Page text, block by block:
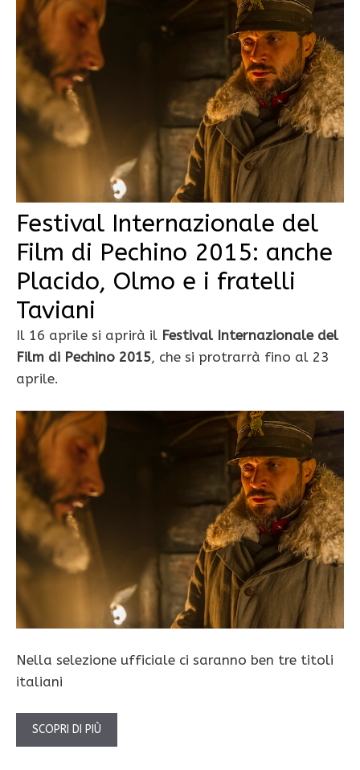
Festival Internazionale del
Film di Pechino 2015: anche
Placido, Olmo e i fratelli
Taviani
Il 16 aprile si aprirà il Festival Internazionale del
Film di Pechino 2015, che si protrarrà fino al 23
aprile.
Nella selezione ufficiale ci saranno ben tre titoli
italiani
SCOPRI DI PIÙ